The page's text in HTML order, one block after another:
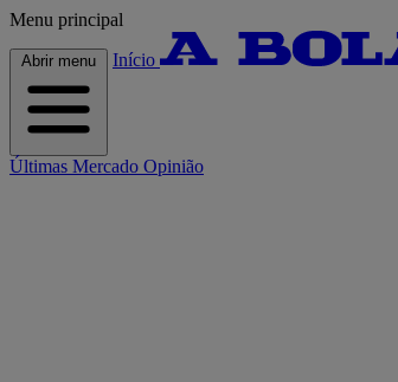
Menu principal
Abrir menu Início
Últimas Mercado Opinião